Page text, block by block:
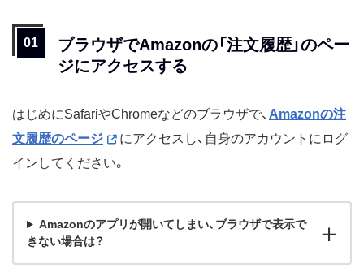
ブラウザでAmazonの「注文履歴」のペー
ジにアクセスする
はじめにSafariやChromeなどのブラウザで、 Amazonの注
文履歴のページ
にアクセスし、自身のアカウントにログ
インしてください。
Amazonのアプリが開いてしまい、ブラウザで表示で
きない場合は？